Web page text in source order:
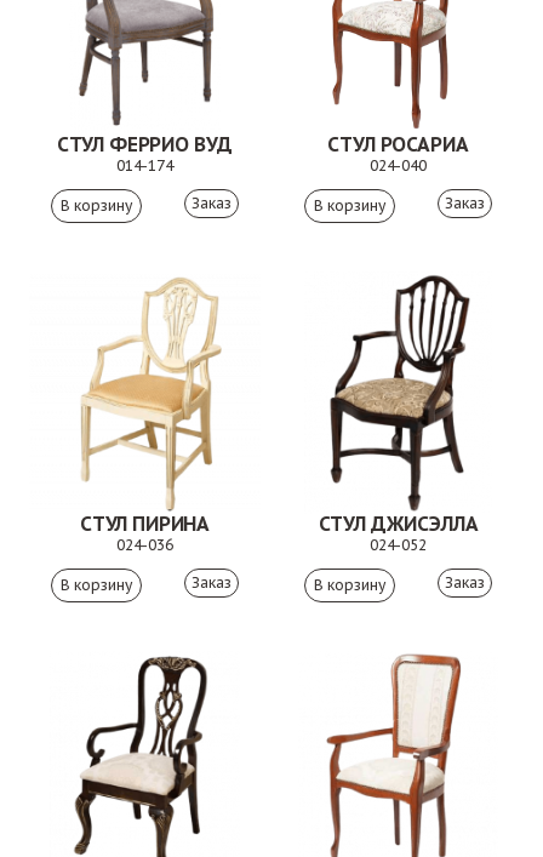
СТУЛ ФЕРРИО ВУД
014-174
Заказ
СТУЛ РОСАРИА
024-040
Заказ
СТУЛ ПИРИНА
024-036
Заказ
СТУЛ ДЖИСЭЛЛА
024-052
Заказ